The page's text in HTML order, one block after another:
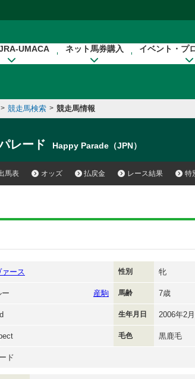
UMACA ネット馬券購入 イベント・プ
> 競走馬検索 > 競走馬情報
レード Happy Parade（JPN）
馬表 オッズ 払戻金 レース結果 特
ース 性別 牝
ー 産駒 馬齢 7歳
生年月日 2006年2
毛色 黒鹿毛
ド